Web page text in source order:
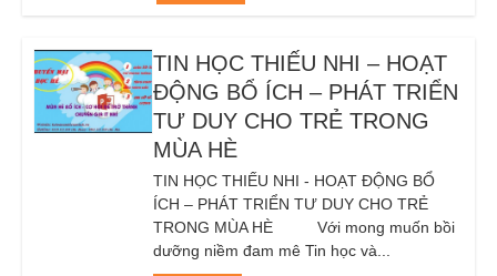
TIN HỌC THIẾU NHI – HOẠT
ĐỘNG BỔ ÍCH – PHÁT TRIỂN
TƯ DUY CHO TRẺ TRONG
MÙA HÈ
TIN HỌC THIẾU NHI - HOẠT ĐỘNG BỔ
ÍCH – PHÁT TRIỂN TƯ DUY CHO TRẺ
TRONG MÙA HÈ Với mong muốn bồi
dưỡng niềm đam mê Tin học và...